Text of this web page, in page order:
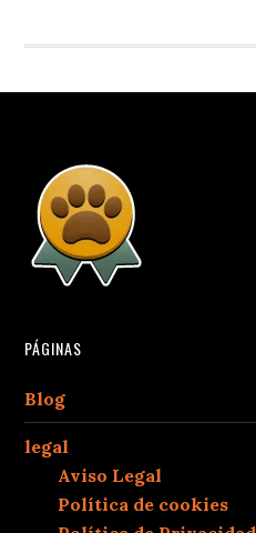
PÁGINAS
Blog
legal
Aviso Legal
Política de cookies